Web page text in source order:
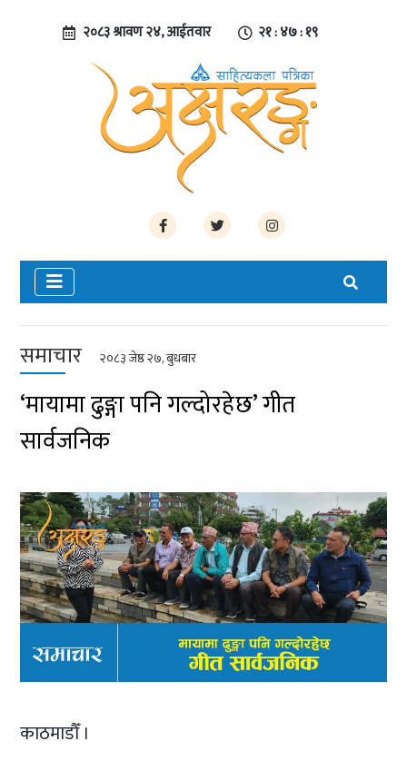
२०८३ श्रावण २४, आईतवार २१ : ४७ : २०
समाचार २०८३ जेष्ठ २७, बुधबार
‘मायामा ढुङ्गा पनि गल्दोरहेछ’ गीत
सार्वजनिक
काठमाडौँ ।